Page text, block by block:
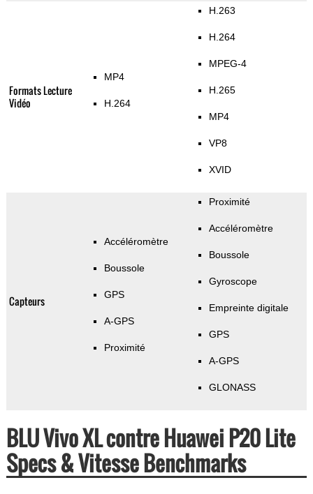
Formats Lecture
Vidéo
MP4
H.264
H.263
H.264
MPEG-4
H.265
MP4
VP8
XVID
Capteurs
Accéléromètre
Boussole
GPS
A-GPS
Proximité
Proximité
Accéléromètre
Boussole
Gyroscope
Empreinte digitale
GPS
A-GPS
GLONASS
BLU Vivo XL contre Huawei P20 Lite
Specs & Vitesse Benchmarks